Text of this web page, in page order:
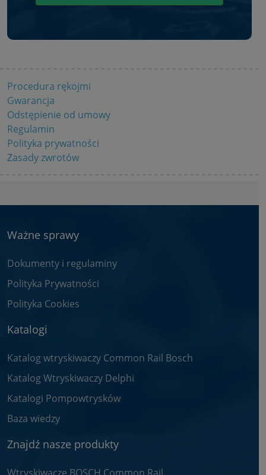
Procedura rękojmi
Gwarancja
Odstępienie od umowy
Regulamin
Polityka prywatności
Zasady zwrotów
Ważne sprawy
Dokumenty i regulaminy
Polityka Prywatności
Polityka Cookies
Katalogi
Katalog wtryskiwaczy Common Rail Bosch
Katalog Wtryskiwaczy Delphi
Katalogi Pompowtrysków
Baza wiedzy
Znajdź nasze produkty